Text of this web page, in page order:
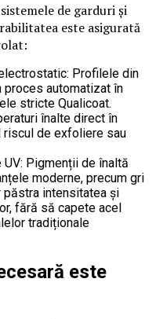
de garduri și
este asigurată
Profilele din
proces automatizat în
stricte Qualicoat.
înalte direct în
riscul de exfoliere sau
Pigmenții de înaltă
moderne, precum gri
păstra intensitatea și
fără să capete acel
tradiționale
este